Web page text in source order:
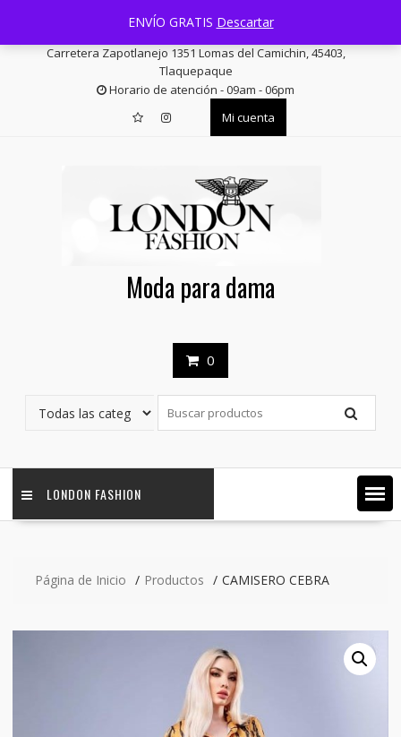
ENVÍO GRATIS Descartar
+52 33 3644 1814 facturas@londonfashion.com.mx
Carretera Zapotlanejo 1351 Lomas del Camichin, 45403,
Tlaquepaque
Horario de atención - 09am - 06pm
Mi cuenta
Moda para dama
0
LONDON FASHION
Página de Inicio Productos CAMISERO CEBRA